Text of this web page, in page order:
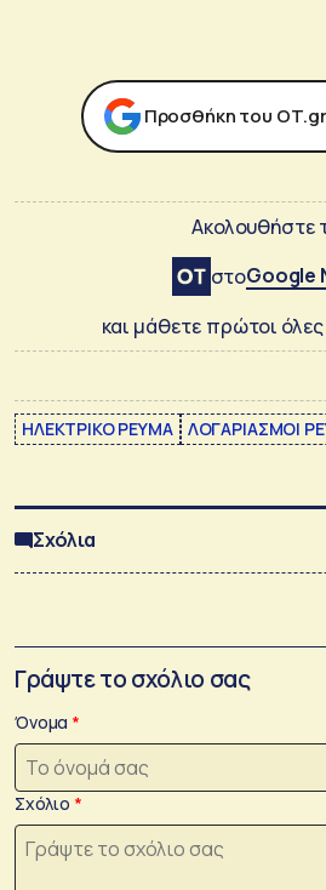
Προσθήκη του
Ακολουθήστε
στοGoogle
και μάθετε πρώτοι όλες
ΗΛΕΚΤΡΙΚΟ ΡΕΥΜΑ ΛΟΓΑΡΙΑΣΜΟΙ
Σχόλια
Γράψτε το σχόλιο σας
Όνομα
Σχόλιο